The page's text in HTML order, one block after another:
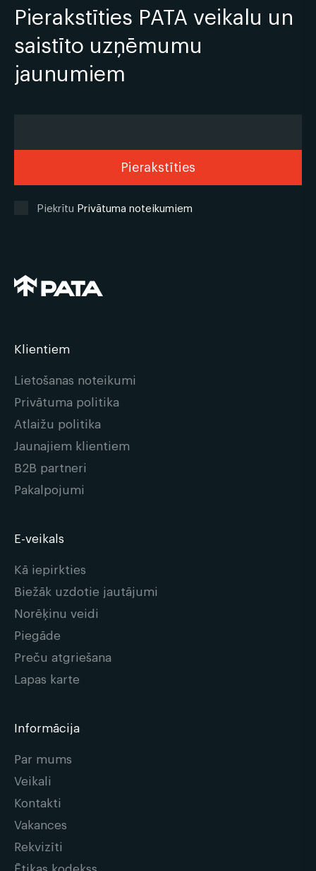
Pierakstīties PATA veikalu un
saistīto uzņēmumu
jaunumiem
Piekrītu Privātuma noteikumiem
Klientiem
Lietošanas noteikumi
Privātuma politika
Atlaižu politika
Jaunajiem klientiem
B2B partneri
Pakalpojumi
E-veikals
Kā iepirkties
Biežāk uzdotie jautājumi
Norēķinu veidi
Piegāde
Preču atgriešana
Lapas karte
Informācija
Par mums
Veikali
Kontakti
Vakances
Rekvizīti
Ētikas kodekss